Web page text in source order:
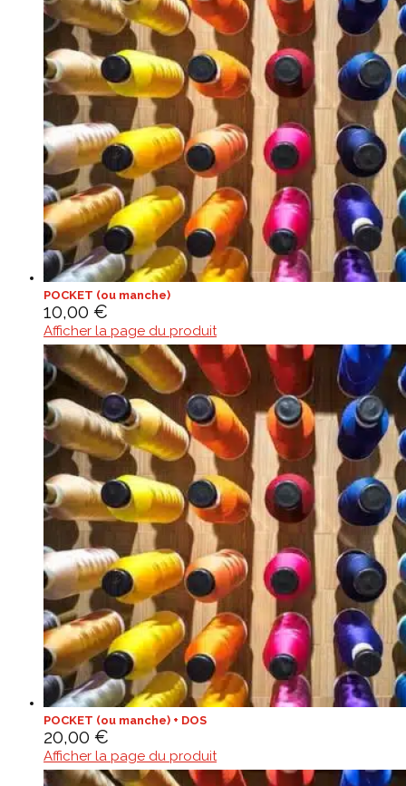
POCKET (ou manche)
10,00 €
POCKET (ou manche) + DOS
20,00 €